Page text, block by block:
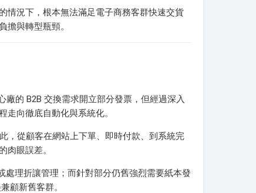
情況下，根本無法滿足電子商務客群快速交貨
擔與轉型瓶頸。
廠的 B2B 交換需求開立部分發票，但經過深入
向徹底自動化與系統化。
，從顧客在網站上下單、即時付款、到系統完
肉眼誤差。
理折讓管理；而針對部分仍舊強烈需要紙本發
顧新舊客群。